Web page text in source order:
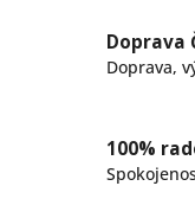
Doprava
Doprava,
100%